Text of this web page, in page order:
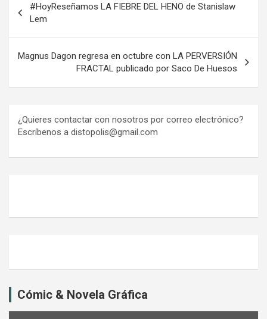
de
entradas
#HoyReseñamos LA FIEBRE DEL HENO de Stanislaw
Lem
Magnus Dagon regresa en octubre con LA PERVERSIÓN
FRACTAL publicado por Saco De Huesos
¿Quieres contactar con nosotros por correo electrónico?
Escríbenos a distopolis@gmail.com
Cómic & Novela Gráfica